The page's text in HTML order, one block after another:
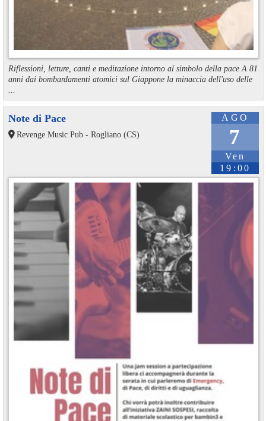
Riflessioni, letture, canti e meditazione intorno al simbolo della pace A 81
anni dai bombardamenti atomici sul Giappone la minaccia dell'uso delle
AGO
7
Ven
19:00
Note di Pace
Revenge Music Pub - Rogliano (CS)